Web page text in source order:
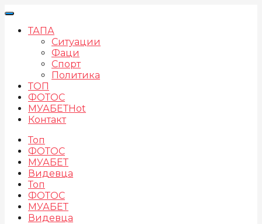
ТАПА
Ситуации
Фаци
Спорт
Политика
ТОП
ФОТОС
МУАБЕТHot
Контакт
Топ
ФОТОС
МУАБЕТ
Видевца
Топ
ФОТОС
МУАБЕТ
Видевца